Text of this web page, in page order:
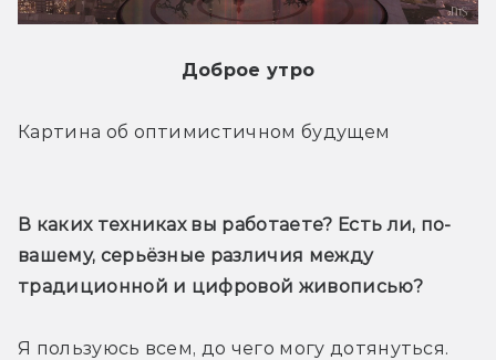
Доброе утро
Картина об оптимистичном будущем
В каких техниках вы работаете? Есть ли, по-
вашему, серьёзные различия между
традиционной и цифровой живописью?
Я пользуюсь всем, до чего могу дотянуться.